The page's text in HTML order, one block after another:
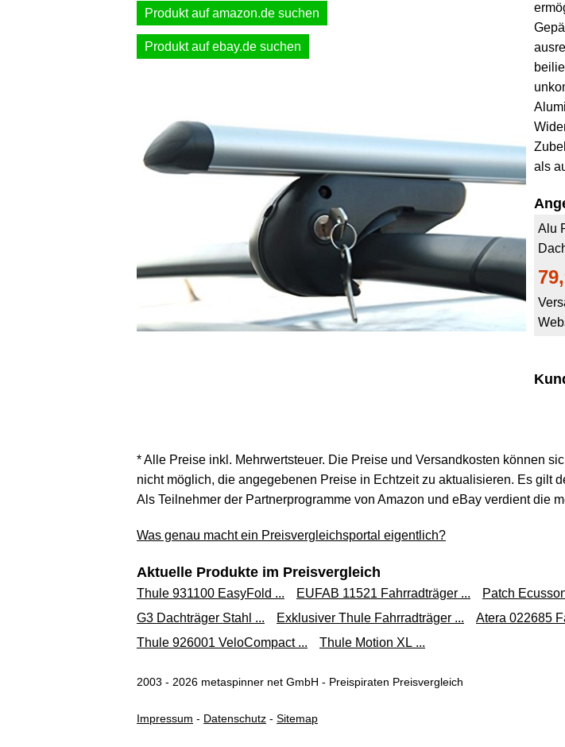
Produkt auf amazon.de suchen
Produkt auf ebay.de suchen
als
Alu
* Alle Preise inkl. Mehrwertsteuer. Die Preise und Versandkosten können
nicht möglich, die angegebenen Preise in Echtzeit zu aktualisieren. Es gilt
Als Teilnehmer der Partnerprogramme von Amazon und eBay verdient die
Was genau macht ein Preisvergleichsportal eigentlich?
Aktuelle Produkte im Preisvergleich
Thule 931100 EasyFold ... EUFAB 11521 Fahrradträger ... Patch
G3 Dachträger Stahl ...
Exklusiver Thule Fahrradträger ... Atera 022685
Thule 926001 VeloCompact ...
Thule Motion XL ...
2003 - 2026 metaspinner net GmbH - Preispiraten Preisvergleich
Impressum - Datenschutz - Sitemap